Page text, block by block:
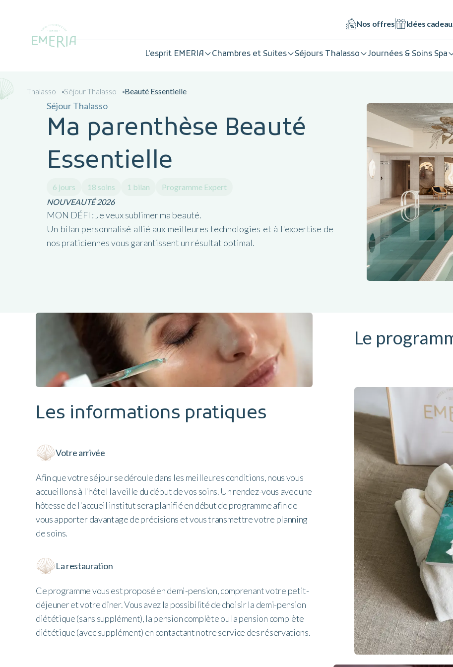
Nos offres Idées
L'esprit EMERIA Chambres et Suites Séjours Thalasso Journées & Soins Spa
Thalasso Séjour Thalasso Beauté Essentielle
Séjour Thalasso
Ma parenthèse Beauté
Essentielle
6 jours 18 soins 1 bilan
Programme Expert
NOUVEAUTÉ 2026
MON DÉFI : Je veux sublimer ma beauté.
Un bilan personnalisé allié aux meilleures technologies et à l'expertise de
nos praticiennes vous garantissent un résultat optimal.
Le
Les informations pratiques
Votre arrivée
Afin que votre séjour se déroule dans les meilleures conditions, nous vous
accueillons à l'hôtel la veille du début de vos soins. Un rendez-vous avec une
hôtesse de l'accueil institut sera planifié en début de programme afin de
vous apporter davantage de précisions et vous transmettre votre planning
de soins.
La restauration
Ce programme vous est proposé en demi-pension, comprenant votre petit-
déjeuner et votre dîner. Vous avez la possibilité de choisir la demi-pension
diététique (sans supplément), la pension complète ou la pension complète
diététique (avec supplément) en contactant notre service des réservations.